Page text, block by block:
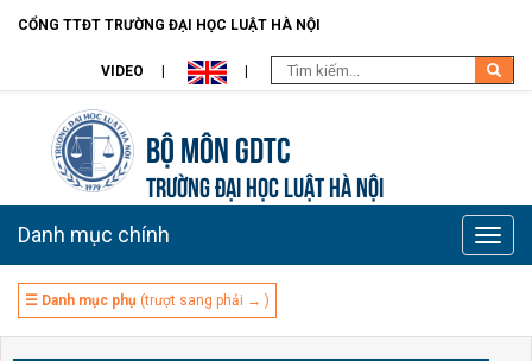
CỔNG TTĐT TRƯỜNG ĐẠI HỌC LUẬT HÀ NỘI
VIDEO
Bộ môn GDTC
TRƯỜNG ĐẠI HỌC LUẬT HÀ NỘI
Toggle
Danh mục chính
☰ Danh mục phụ (trượt sang phải → )